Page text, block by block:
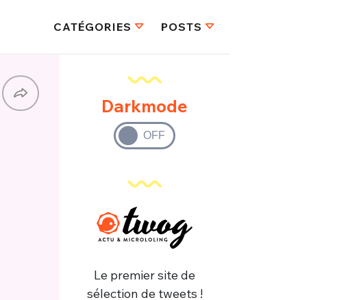
CATÉGORIES POSTS
Darkmode
Le premier site de
sélection de tweets !